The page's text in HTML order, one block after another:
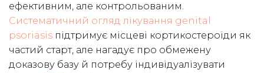
ефективним, але контрольованим.
Систематичний огляд лікування genital
psoriasis підтримує місцеві кортикостероїди як
частий старт, але нагадує про обмежену
доказову базу й потребу індивідуалізувати